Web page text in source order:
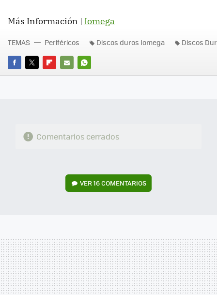
Más Información | Iomega
FACEBOOK
TWITTERFLIPBOARD
E-
WHATSAPP
TEMAS Periféricos Discos duros Iomega Discos
Comentarios cerrados
VER16 COMENTARIOS